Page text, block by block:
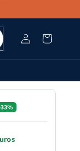
Pesquisar
Fazer
login
Carrinho